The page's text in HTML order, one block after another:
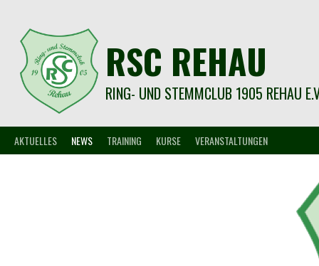
Inhalt
RSC REHAU
RING- UND STEMMCLUB 1905 REHAU
AKTUELLES NEWS TRAINING KURSE VERANSTALTUNGEN